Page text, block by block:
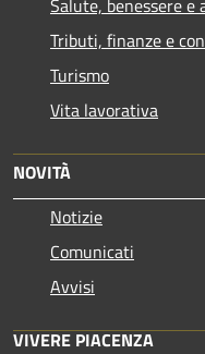
Tributi, finanze e
Turismo
Vita lavorativa
NOVITÀ
Notizie
Comunicati
Avvisi
VIVERE PIACENZA